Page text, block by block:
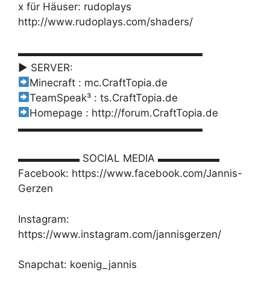
x für Häuser: rudoplays
http://www.rudoplays.com/shaders/
▬▬▬▬▬▬▬▬▬▬▬▬▬▬▬▬▬▬
► SERVER:
Minecraft : mc.CraftTopia.de
TeamSpeak³ : ts.CraftTopia.de
Homepage : http://forum.CraftTopia.de
▬▬▬▬▬▬▬▬▬▬▬▬▬▬▬▬▬▬
▬▬▬▬▬▬ SOCIAL MEDIA ▬▬▬▬▬▬
Facebook: https://www.facebook.com/Jannis-
Gerzen
Instagram:
https://www.instagram.com/jannisgerzen/
Snapchat: koenig_jannis